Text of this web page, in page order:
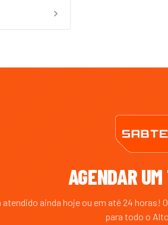
AGENDAR
atendido ainda hoje ou em até 24
para todo o